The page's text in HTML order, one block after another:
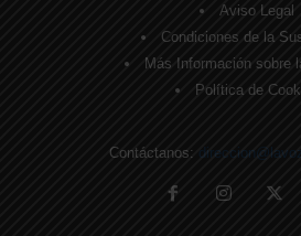
Aviso Legal
Condiciones de la
Más Información sobre
Política de
Contáctanos: